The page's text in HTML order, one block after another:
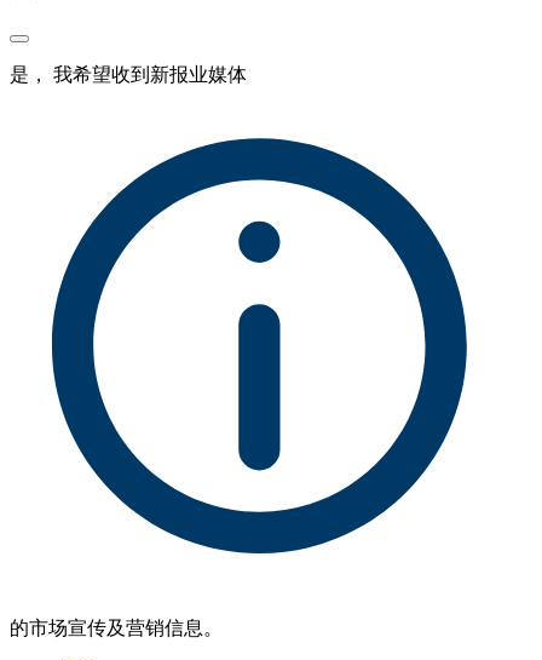
是， 我希望收到新报业媒体
的市场宣传及营销信息。